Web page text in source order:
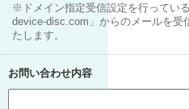
※ドメイン指定受信設定を行ってい
device-disc.com」からのメールを受
たします。
お問い合わせ内容